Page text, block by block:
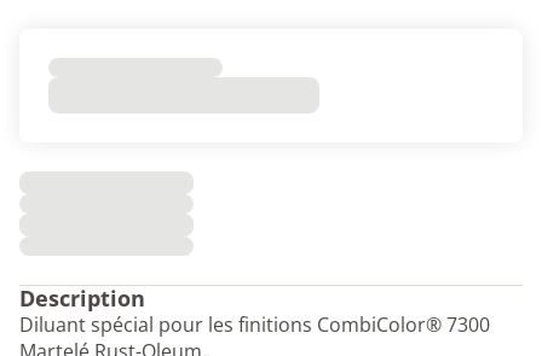
Description
Diluant spécial pour les finitions CombiColor® 7300